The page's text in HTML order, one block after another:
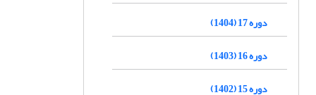
دوره 17 (1404)
دوره 16 (1403)
دوره 15 (1402)